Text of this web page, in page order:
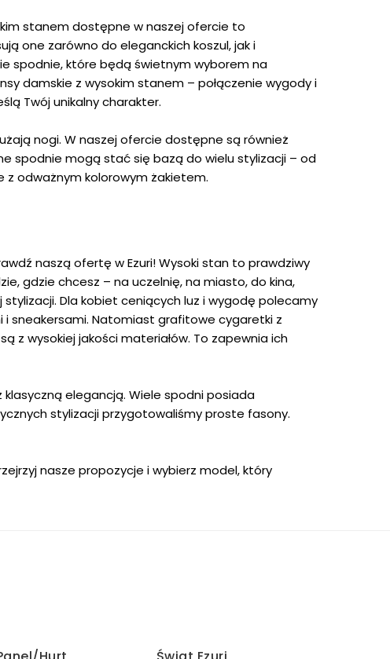
stanem dostępne w naszej ofercie to
one zarówno do eleganckich koszul, jak i
spodnie, które będą świetnym wyborem na
damskie z wysokim stanem – połączenie wygody i
Twój unikalny charakter.
nogi. W naszej ofercie dostępne są również
spodnie mogą stać się bazą do wielu stylizacji – od
z odważnym kolorowym żakietem.
naszą ofertę w Ezuri! Wysoki stan to prawdziwy
gdzie chcesz – na uczelnię, na miasto, do kina,
Dla kobiet ceniących luz i wygodę polecamy
i sneakersami. Natomiast grafitowe cygaretki z
z wysokiej jakości materiałów. To zapewnia ich
elegancją. Wiele spodni posiada
stylizacji przygotowaliśmy proste fasony.
nasze propozycje i wybierz model, który